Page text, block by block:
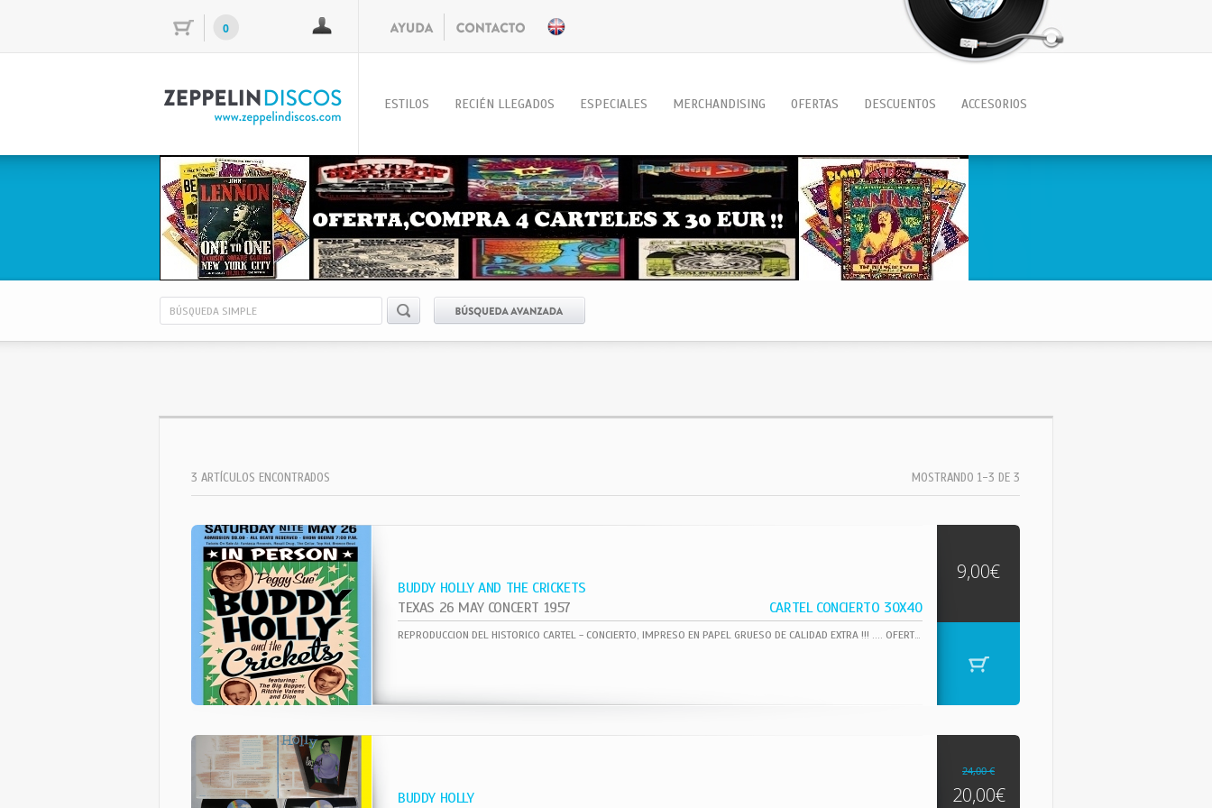
0
ESTILOS RECIÉN LLEGADOS ESPECIALES MERCHANDISING OFERTAS DESCUENTOS ACCESORIOS
3 ARTÍCULOS ENCONTRADOS MOSTRANDO 1-3 DE 3
BUDDY HOLLY AND THE CRICKETS
TEXAS 26 MAY CONCERT 1957
CARTEL CONCIERTO 30X40
REPRODUCCION DEL HISTORICO CARTEL - CONCIERTO, IMPRESO EN PAPEL GRUESO DE CALIDAD EXTRA !!! .... OFERTA !!! ..COMPRA 4 CARTELES POR SOLO 30 EUR !!! PUEDES ELEGIRLOS ENTRE TODAS LAS REF QUE OFRECEMOS. DECORA LAS PAREDES CON TUS CARTELES, POSTERS FAVORITOS.PARA TAMAÑO A4. 30X40 CM,
9,00€
BUDDY HOLLY
24,00 €
20,00€